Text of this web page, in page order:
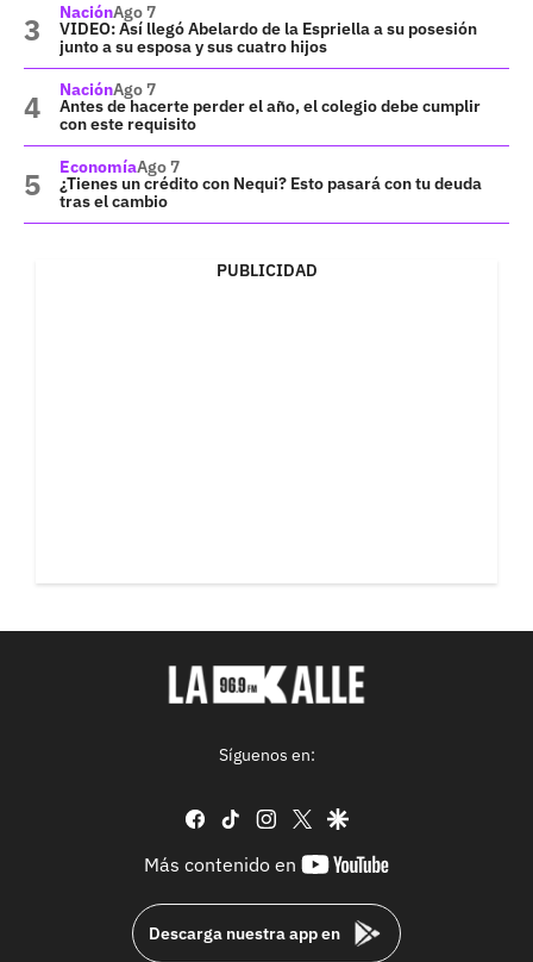
NaciónAgo 7
VIDEO: Así llegó Abelardo de la Espriella a su posesión
junto a su esposa y sus cuatro hijos
NaciónAgo 7
Antes de hacerte perder el año, el colegio debe cumplir
con este requisito
EconomíaAgo 7
¿Tienes un crédito con Nequi? Esto pasará con tu deuda
tras el cambio
PUBLICIDAD
Síguenos en:
facebook
tiktok instagram
twittergoogle
Más contenido en
youtube-
Descarga nuestra app en